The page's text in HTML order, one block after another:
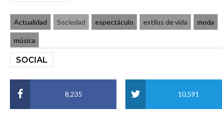
Actualidad Sociedad espectáculo estilos de vida moda
música
SOCIAL
8,235 10,591